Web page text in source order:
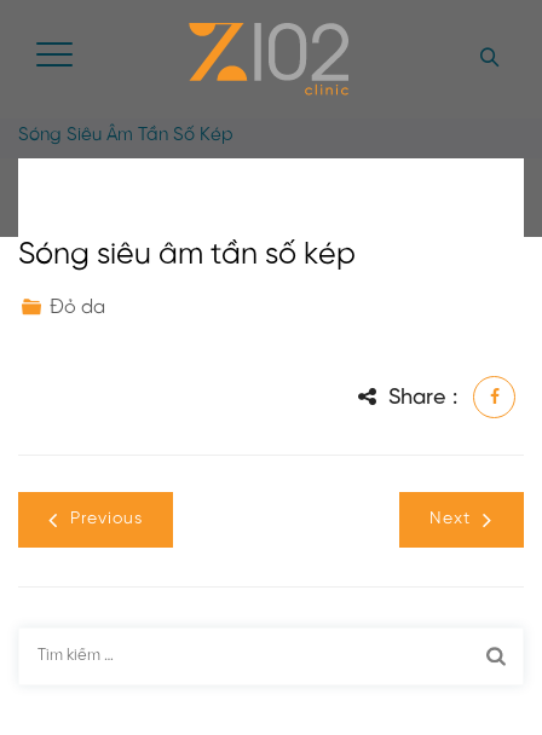
Sóng Siêu Âm Tần Số Kép
Sóng siêu âm tần số kép
Đỏ da
Share :
Previous Next